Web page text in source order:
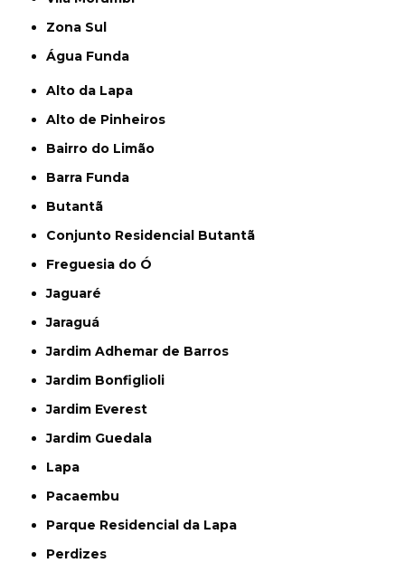
Zona Sul
Água Funda
Alto da Lapa
Alto de Pinheiros
Bairro do Limão
Barra Funda
Butantã
Conjunto Residencial Butantã
Freguesia do Ó
Jaguaré
Jaraguá
Jardim Adhemar de Barros
Jardim Bonfiglioli
Jardim Everest
Jardim Guedala
Lapa
Pacaembu
Parque Residencial da Lapa
Perdizes